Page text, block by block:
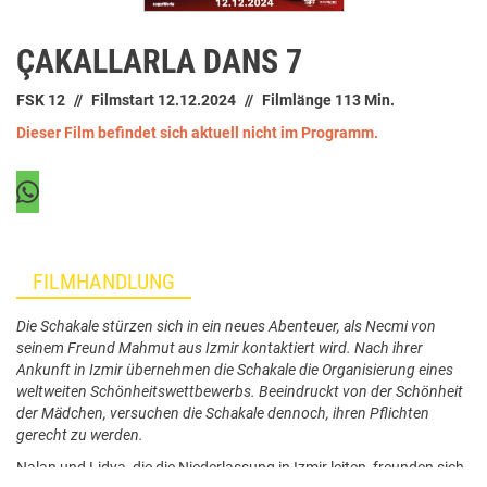
ÇAKALLARLA DANS 7
FSK 12 Filmstart 12.12.2024
Filmlänge 113 Min.
Dieser Film befindet sich aktuell nicht im Programm.
FILMHANDLUNG
Die Schakale stürzen sich in ein neues Abenteuer, als Necmi von
seinem Freund Mahmut aus Izmir kontaktiert wird. Nach ihrer
Ankunft in Izmir übernehmen die Schakale die Organisierung eines
weltweiten Schönheitswettbewerbs. Beeindruckt von der Schönheit
der Mädchen, versuchen die Schakale dennoch, ihren Pflichten
gerecht zu werden.
Nalan und Lidya, die die Niederlassung in Izmir leiten, freunden sich